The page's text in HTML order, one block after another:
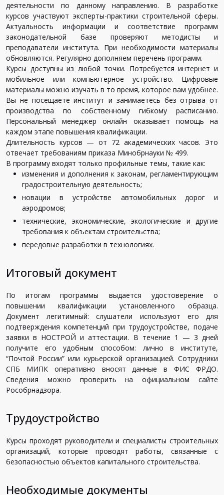
деятельности по данному направлению. В разработке
курсов участвуют эксперты-практики строительной сферы.
Актуальность информации и соответствие программ
законодательной базе проверяют методисты и
преподаватели института. При необходимости материалы
обновляются. Регулярно дополняем перечень программ.
Курсы доступны из любой точки. Потребуется интернет и
мобильное или компьютерное устройство. Цифровые
материалы можно изучать в то время, которое вам удобнее.
Вы не посещаете институт и занимаетесь без отрыва от
производства по собственному гибкому расписанию.
Персональный менеджер онлайн оказывает помощь на
каждом этапе повышения квалификации.
Длительность курсов — от 72 академических часов. Это
отвечает требованиям приказа Минобрнауки № 499.
В программу входят только профильные темы, такие как:
изменения и дополнения к законам, регламентирующим
градостроительную деятельность;
новации в устройстве автомобильных дорог и
аэродромов;
технические, экономические, экологические и другие
требования к объектам строительства;
передовые разработки в технологиях.
Итоговый документ
По итогам программы выдается удостоверение о
повышении квалификации установленного образца.
Документ легитимный: слушатели используют его для
подтверждения компетенций при трудоустройстве, подаче
заявки в НОСТРОЙ и аттестации. В течение 1 — 3 дней
получите его удобным способом: лично в институте,
“Почтой России” или курьерской организацией. Сотрудники
СПБ МИПК оперативно вносят данные в ФИС ФРДО.
Сведения можно проверить на официальном сайте
Рособрнадзора.
Трудоустройство
Курсы проходят руководители и специалисты строительных
организаций, которые проводят работы, связанные с
безопасностью объектов капитального строительства.
Необходимые документы